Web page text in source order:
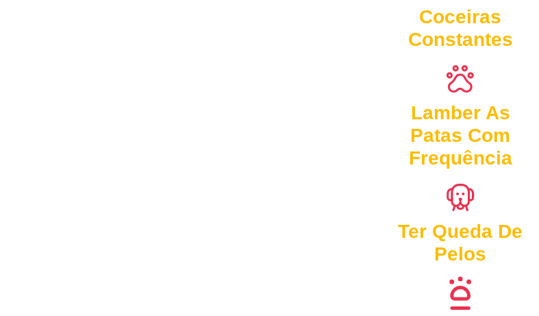
Coceiras
Constantes
Lamber As
Patas Com
Frequência
Ter Queda De
Pelos